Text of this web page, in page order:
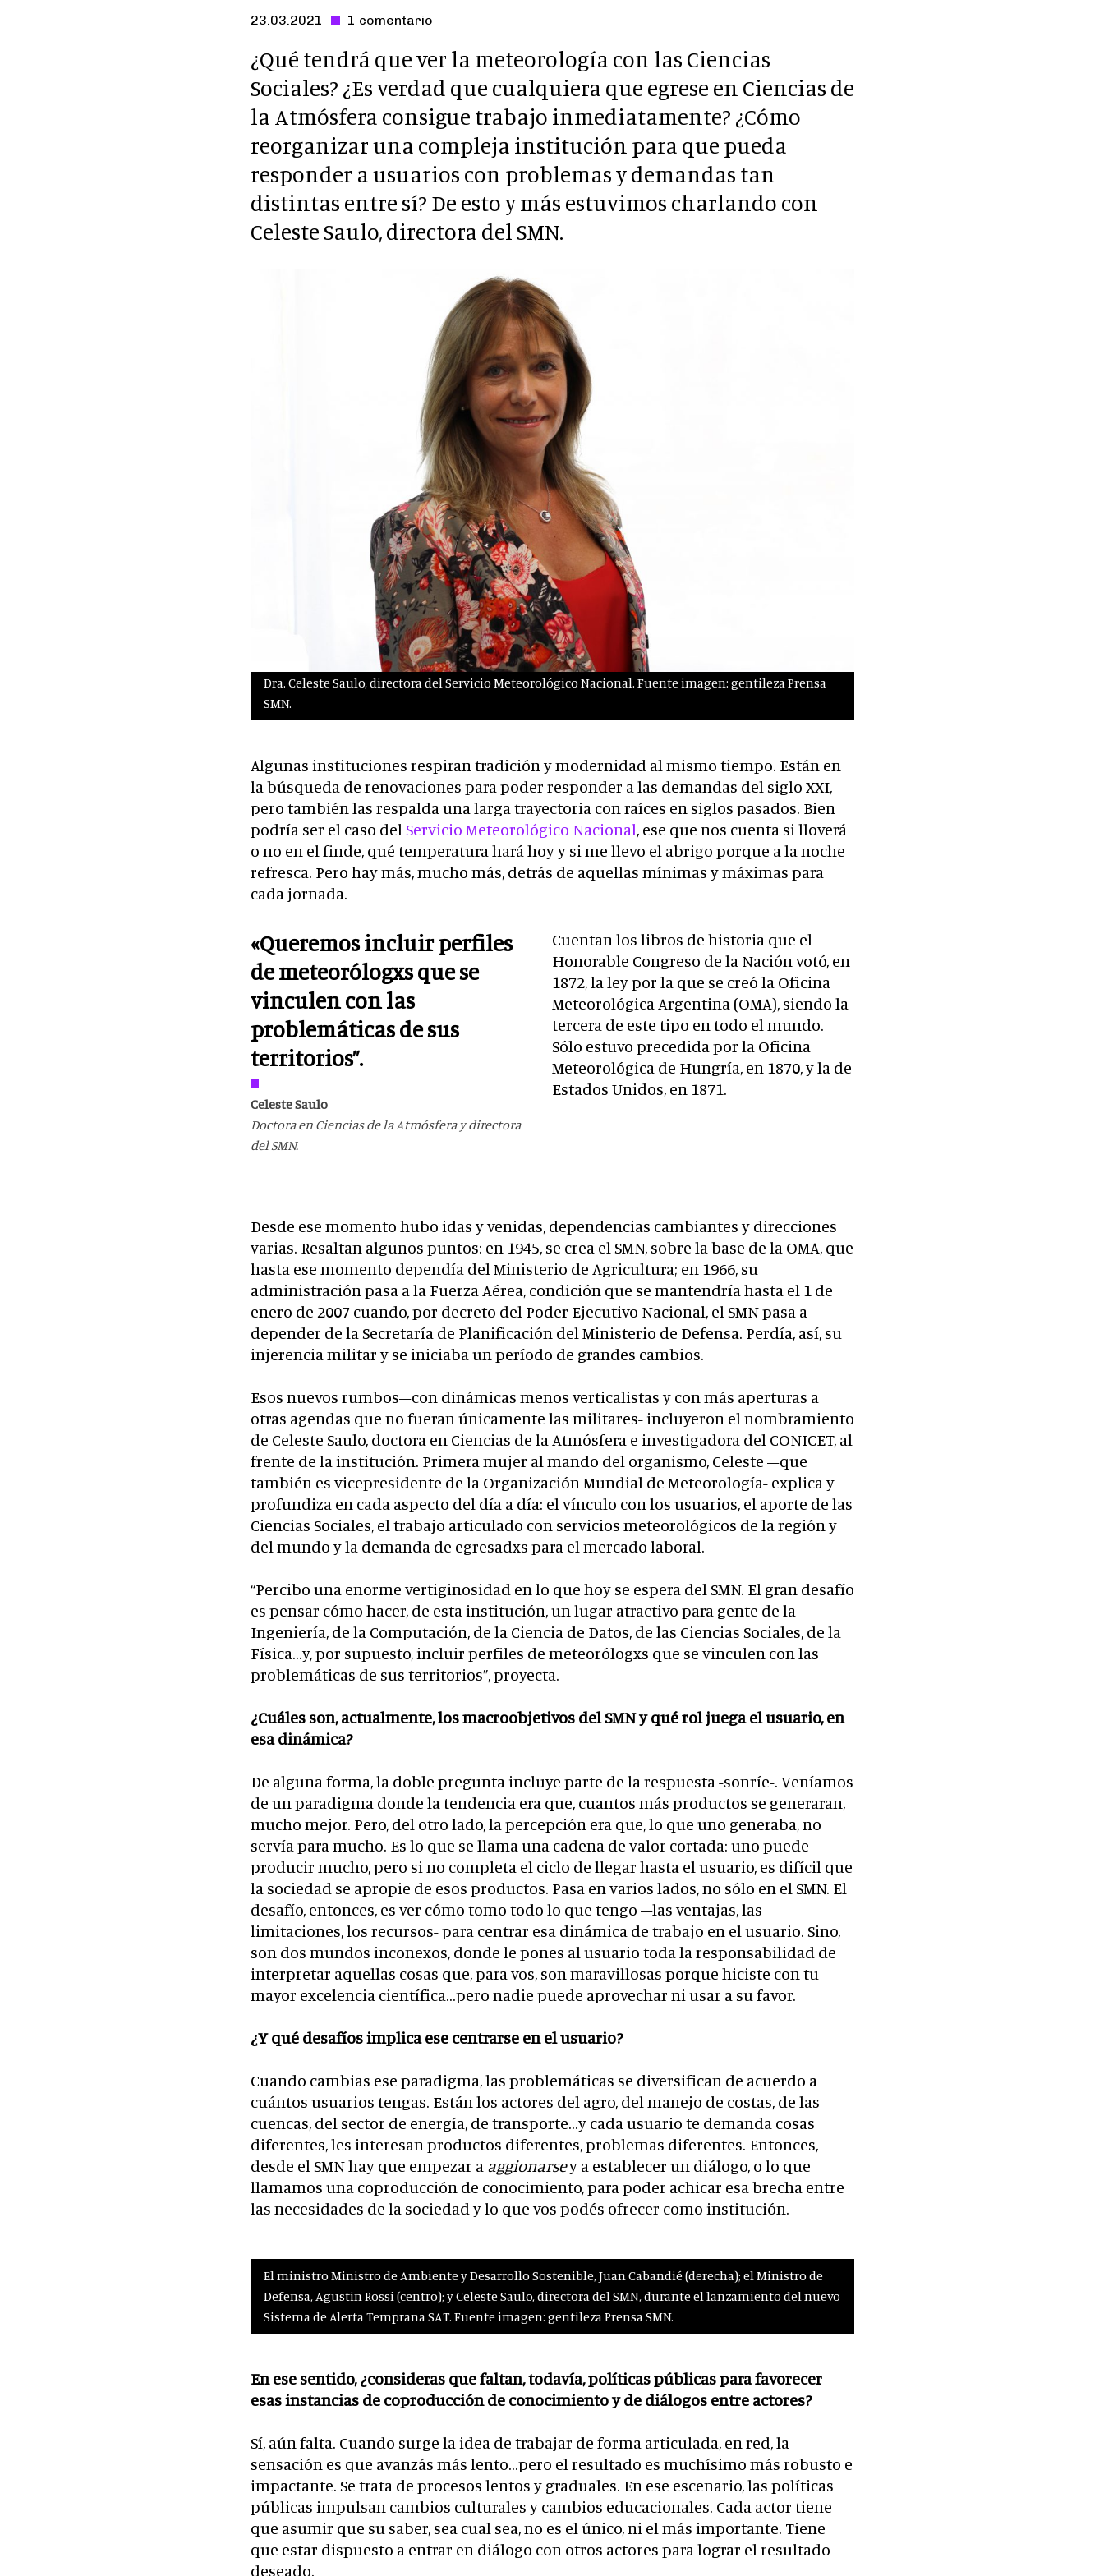
23.03.2021 1 comentario
¿Qué tendrá que ver la meteorología con las Ciencias
Sociales? ¿Es verdad que cualquiera que egrese en Ciencias de
la Atmósfera consigue trabajo inmediatamente? ¿Cómo
reorganizar una compleja institución para que pueda
responder a usuarios con problemas y demandas tan
distintas entre sí? De esto y más estuvimos charlando con
Celeste Saulo, directora del SMN.
Dra. Celeste Saulo, directora del Servicio Meteorológico Nacional. Fuente imagen: gentileza Prensa
SMN.
Algunas instituciones respiran tradición y modernidad al mismo tiempo. Están en
la búsqueda de renovaciones para poder responder a las demandas del siglo XXI,
pero también las respalda una larga trayectoria con raíces en siglos pasados. Bien
podría ser el caso del Servicio Meteorológico Nacional, ese que nos cuenta si lloverá
o no en el finde, qué temperatura hará hoy y si me llevo el abrigo porque a la noche
refresca. Pero hay más, mucho más, detrás de aquellas mínimas y máximas para
cada jornada.
«Queremos incluir perfiles
de meteorólogxs que se
vinculen con las
problemáticas de sus
territorios”.
Celeste Saulo
Doctora en Ciencias de la Atmósfera y directora
del SMN.
Cuentan los libros de historia que el
Honorable Congreso de la Nación votó, en
1872, la ley por la que se creó la Oficina
Meteorológica Argentina (OMA), siendo la
tercera de este tipo en todo el mundo.
Sólo estuvo precedida por la Oficina
Meteorológica de Hungría, en 1870, y la de
Estados Unidos, en 1871.
Desde ese momento hubo idas y venidas, dependencias cambiantes y direcciones
varias. Resaltan algunos puntos: en 1945, se crea el SMN, sobre la base de la OMA, que
hasta ese momento dependía del Ministerio de Agricultura; en 1966, su
administración pasa a la Fuerza Aérea, condición que se mantendría hasta el 1 de
enero de 2007 cuando, por decreto del Poder Ejecutivo Nacional, el SMN pasa a
depender de la Secretaría de Planificación del Ministerio de Defensa. Perdía, así, su
injerencia militar y se iniciaba un período de grandes cambios.
Esos nuevos rumbos–con dinámicas menos verticalistas y con más aperturas a
otras agendas que no fueran únicamente las militares- incluyeron el nombramiento
de Celeste Saulo, doctora en Ciencias de la Atmósfera e investigadora del CONICET, al
frente de la institución. Primera mujer al mando del organismo, Celeste –que
también es vicepresidente de la Organización Mundial de Meteorología- explica y
profundiza en cada aspecto del día a día: el vínculo con los usuarios, el aporte de las
Ciencias Sociales, el trabajo articulado con servicios meteorológicos de la región y
del mundo y la demanda de egresadxs para el mercado laboral.
“Percibo una enorme vertiginosidad en lo que hoy se espera del SMN. El gran desafío
es pensar cómo hacer, de esta institución, un lugar atractivo para gente de la
Ingeniería, de la Computación, de la Ciencia de Datos, de las Ciencias Sociales, de la
Física…y, por supuesto, incluir perfiles de meteorólogxs que se vinculen con las
problemáticas de sus territorios”, proyecta.
¿Cuáles son, actualmente, los macroobjetivos del SMN y qué rol juega el usuario, en
esa dinámica?
De alguna forma, la doble pregunta incluye parte de la respuesta -sonríe-. Veníamos
de un paradigma donde la tendencia era que, cuantos más productos se generaran,
mucho mejor. Pero, del otro lado, la percepción era que, lo que uno generaba, no
servía para mucho. Es lo que se llama una cadena de valor cortada: uno puede
producir mucho, pero si no completa el ciclo de llegar hasta el usuario, es difícil que
la sociedad se apropie de esos productos. Pasa en varios lados, no sólo en el SMN. El
desafío, entonces, es ver cómo tomo todo lo que tengo –las ventajas, las
limitaciones, los recursos- para centrar esa dinámica de trabajo en el usuario. Sino,
son dos mundos inconexos, donde le pones al usuario toda la responsabilidad de
interpretar aquellas cosas que, para vos, son maravillosas porque hiciste con tu
mayor excelencia científica…pero nadie puede aprovechar ni usar a su favor.
¿Y qué desafíos implica ese centrarse en el usuario?
Cuando cambias ese paradigma, las problemáticas se diversifican de acuerdo a
cuántos usuarios tengas. Están los actores del agro, del manejo de costas, de las
cuencas, del sector de energía, de transporte…y cada usuario te demanda cosas
diferentes, les interesan productos diferentes, problemas diferentes. Entonces,
desde el SMN hay que empezar a aggionarsey a establecer un diálogo, o lo que
llamamos una coproducción de conocimiento, para poder achicar esa brecha entre
las necesidades de la sociedad y lo que vos podés ofrecer como institución.
El ministro Ministro de Ambiente y Desarrollo Sostenible, Juan Cabandié (derecha); el Ministro de
Defensa, Agustin Rossi (centro); y Celeste Saulo, directora del SMN, durante el lanzamiento del nuevo
Sistema de Alerta Temprana SAT. Fuente imagen: gentileza Prensa SMN.
En ese sentido, ¿consideras que faltan, todavía, políticas públicas para favorecer
esas instancias de coproducción de conocimiento y de diálogos entre actores?
Sí, aún falta. Cuando surge la idea de trabajar de forma articulada, en red, la
sensación es que avanzás más lento…pero el resultado es muchísimo más robusto e
impactante. Se trata de procesos lentos y graduales. En ese escenario, las políticas
públicas impulsan cambios culturales y cambios educacionales. Cada actor tiene
que asumir que su saber, sea cual sea, no es el único, ni el más importante. Tiene
que estar dispuesto a entrar en diálogo con otros actores para lograr el resultado
deseado.